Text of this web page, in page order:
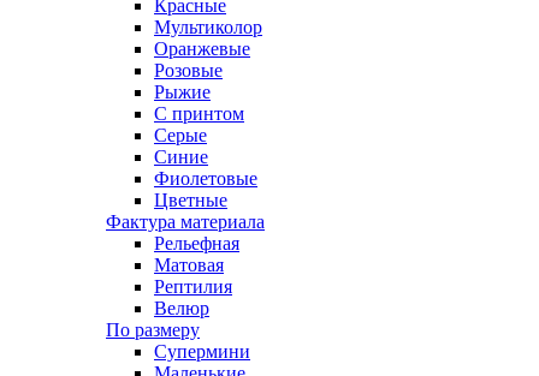
Красные
Мультиколор
Оранжевые
Розовые
Рыжие
С принтом
Серые
Синие
Фиолетовые
Цветные
Фактура материала
Рельефная
Матовая
Рептилия
Велюр
По размеру
Супермини